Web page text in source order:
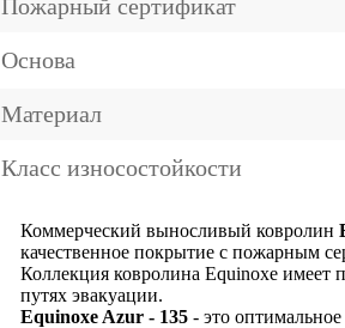
Пожарный сертификат
Основа
Материал
Класс износостойкости
Коммерческий выносливый ковролин
качественное покрытие с пожарным
Коллекция ковролина Equinoxe имеет
путях эвакуации.
Equinoxe Azur - 135 - это